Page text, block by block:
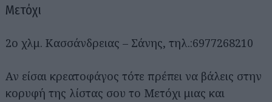
Μετόχι
2ο χλμ. Κασσάνδρειας – Σάνης, τηλ.:6977268210
Αν είσαι κρεατοφάγος τότε πρέπει να βάλεις στην
κορυφή της λίστας σου το Μετόχι μιας και